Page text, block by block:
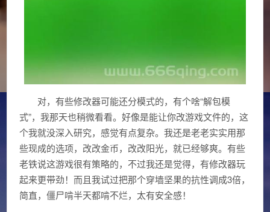
对，有些修改器可能还分模式的，有个啥“解包模
式”，我那天也稍微看看。好像是能让你改游戏文件的，这
个我就没深入研究，感觉有点复杂。我还是老老实实用那
些现成的选项，改改金币，改改阳光，就已经够爽。有些
老铁说这游戏很有策略的，不过我还是觉得，有修改器玩
起来更带劲！而且我试过把那个穿墙坚果的抗性调成3倍，
简直，僵尸啃半天都啃不烂，太有安全感！